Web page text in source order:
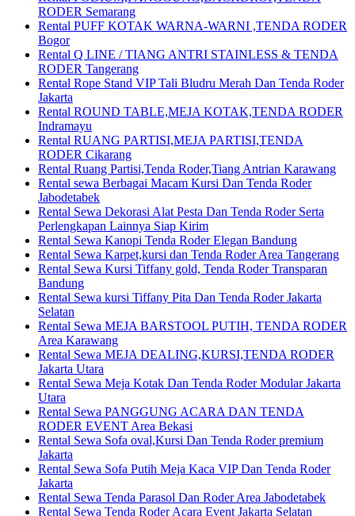
RODER Semarang
Rental PUFF KOTAK WARNA-WARNI ,TENDA RODER
Bogor
Rental Q LINE / TIANG ANTRI STAINLESS & TENDA
RODER Tangerang
Rental Rope Stand VIP Tali Bludru Merah Dan Tenda Roder
Jakarta
Rental ROUND TABLE,MEJA KOTAK,TENDA RODER
Indramayu
Rental RUANG PARTISI,MEJA PARTISI,TENDA
RODER Cikarang
Rental Ruang Partisi,Tenda Roder,Tiang Antrian Karawang
Rental sewa Berbagai Macam Kursi Dan Tenda Roder
Jabodetabek
Rental Sewa Dekorasi Alat Pesta Dan Tenda Roder Serta
Perlengkapan Lainnya Siap Kirim
Rental Sewa Kanopi Tenda Roder Elegan Bandung
Rental Sewa Karpet,kursi dan Tenda Roder Area Tangerang
Rental Sewa Kursi Tiffany gold, Tenda Roder Transparan
Bandung
Rental Sewa kursi Tiffany Pita Dan Tenda Roder Jakarta
Selatan
Rental Sewa MEJA BARSTOOL PUTIH, TENDA RODER
Area Karawang
Rental Sewa MEJA DEALING,KURSI,TENDA RODER
Jakarta Utara
Rental Sewa Meja Kotak Dan Tenda Roder Modular Jakarta
Utara
Rental Sewa PANGGUNG ACARA DAN TENDA
RODER EVENT Area Bekasi
Rental Sewa Sofa oval,Kursi Dan Tenda Roder premium
Jakarta
Rental Sewa Sofa Putih Meja Kaca VIP Dan Tenda Roder
Jakarta
Rental Sewa Tenda Parasol Dan Roder Area Jabodetabek
Rental Sewa Tenda Roder Acara Event Jakarta Selatan